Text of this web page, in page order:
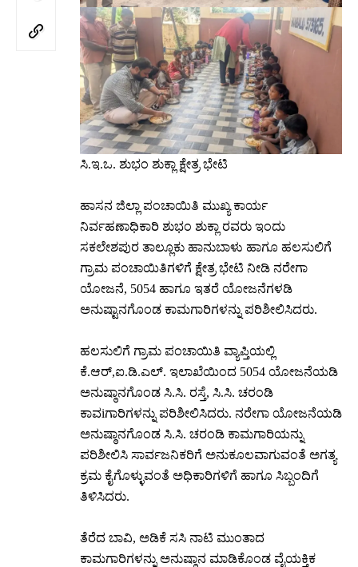
ಸಿ.ಇ.ಒ. ಶುಭಂ ಶುಕ್ಲಾ ಕ್ಷೇತ್ರ ಭೇಟಿ
ಹಾಸನ ಜಿಲ್ಲಾ ಪಂಚಾಯಿತಿ ಮುಖ್ಯ ಕಾರ್ಯ
ನಿರ್ವಹಣಾಧಿಕಾರಿ ಶುಭಂ ಶುಕ್ಲಾ ರವರು ಇಂದು
ಸಕಲೇಶಪುರ ತಾಲ್ಲೂಕು ಹಾನುಬಾಳು ಹಾಗೂ ಹಲಸುಲಿಗೆ
ಗ್ರಾಮ ಪಂಚಾಯಿತಿಗಳಿಗೆ ಕ್ಷೇತ್ರ ಭೇಟಿ ನೀಡಿ ನರೇಗಾ
ಯೋಜನೆ, 5054 ಹಾಗೂ ಇತರೆ ಯೋಜನೆಗಳಡಿ
ಅನುಷ್ಟಾನಗೊಂಡ ಕಾಮಗಾರಿಗಳನ್ನು ಪರಿಶೀಲಿಸಿದರು.
ಹಲಸುಲಿಗೆ ಗ್ರಾಮ ಪಂಚಾಯಿತಿ ವ್ಯಾಪ್ತಿಯಲ್ಲಿ
ಕೆ.ಆರ್,ಐ.ಡಿ.ಎಲ್. ಇಲಾಖೆಯಿಂದ 5054 ಯೋಜನೆಯಡಿ
ಅನುಷ್ಠಾನಗೊಂಡ ಸಿ.ಸಿ. ರಸ್ತೆ, ಸಿ.ಸಿ. ಚರಂಡಿ
ಕಾವiಗಾರಿಗಳನ್ನು ಪರಿಶೀಲಿಸಿದರು. ನರೇಗಾ ಯೋಜನೆಯಡಿ
ಅನುಷ್ಠಾನಗೊಂಡ ಸಿ.ಸಿ. ಚರಂಡಿ ಕಾಮಗಾರಿಯನ್ನು
ಪರಿಶೀಲಿಸಿ ಸಾರ್ವಜನಿಕರಿಗೆ ಅನುಕೂಲವಾಗುವಂತೆ ಅಗತ್ಯ
ಕ್ರಮ ಕೈಗೊಳ್ಳುವಂತೆ ಅಧಿಕಾರಿಗಳಿಗೆ ಹಾಗೂ ಸಿಬ್ಬಂದಿಗೆ
ತಿಳಿಸಿದರು.
ತೆರೆದ ಬಾವಿ, ಅಡಿಕೆ ಸಸಿ ನಾಟಿ ಮುಂತಾದ
ಕಾಮಗಾರಿಗಳನ್ನು ಅನುಷ್ಠಾನ ಮಾಡಿಕೊಂಡ ವೈಯಕ್ತಿಕ